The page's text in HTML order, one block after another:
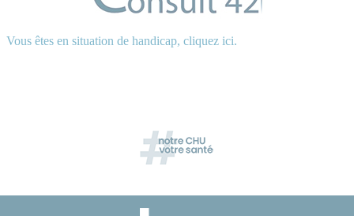
Vous êtes en situation de handicap, cliquez ici.